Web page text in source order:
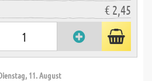
€ 2,45
11. August